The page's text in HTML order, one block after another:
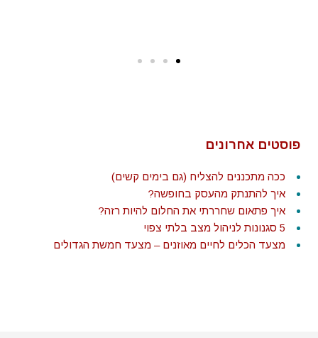
פוסטים אחרונים
ככה מתכננים להצליח (גם בימים קשים)
איך להתנתק מהעסק בחופשה?
איך פתאום שחררתי את החלום להיות רזה?
5 סגנונות לניהול מצב בלתי צפוי
מצעד הכלים לחיים מאוזנים – מצעד חמשת הגדולים